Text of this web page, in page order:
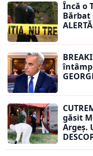
Încă o
Bărbat
găsit
Argeș.